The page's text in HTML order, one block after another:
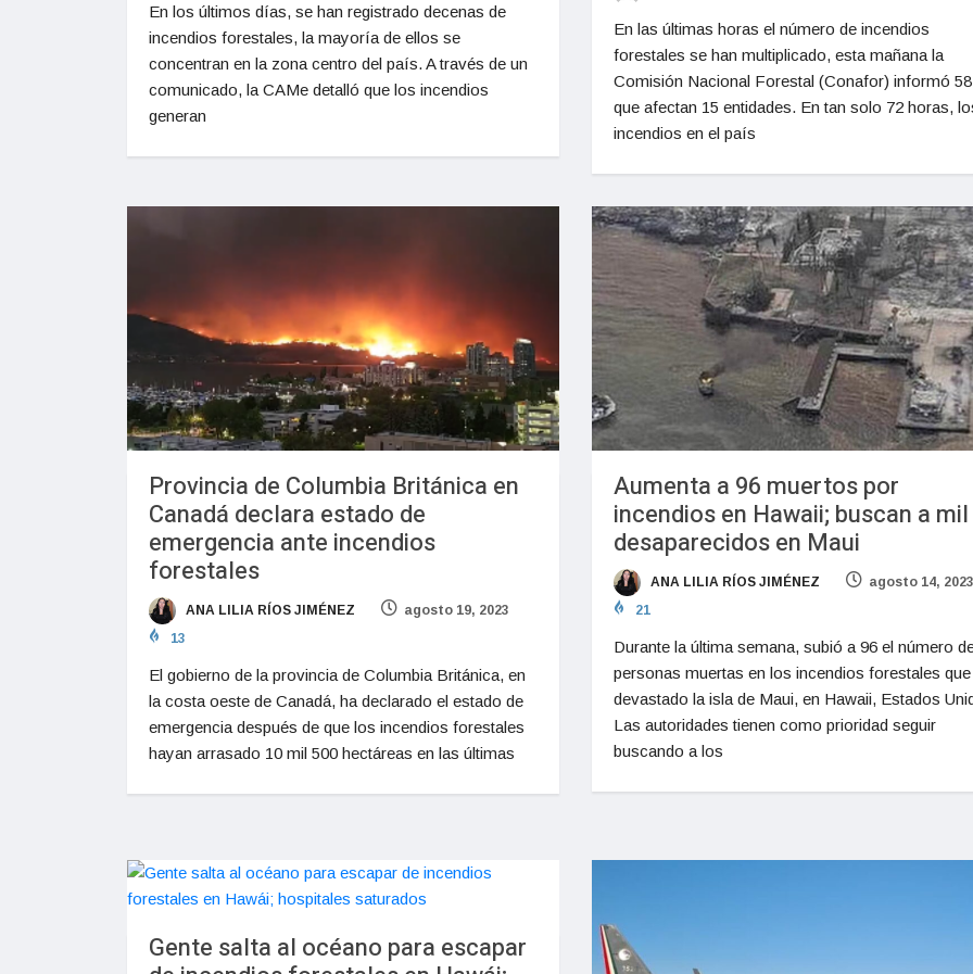
En los últimos días, se han registrado decenas de
incendios forestales, la mayoría de ellos se
concentran en la zona centro del país. A través de un
comunicado, la CAMe detalló que los incendios
generan
En las últimas horas el número de incendios
forestales se han multiplicado, esta mañana la
Comisión Nacional Forestal (Conafor) informó
que afectan 15 entidades. En tan solo 72 horas,
incendios en el país
Provincia de Columbia Británica en
Canadá declara estado de
emergencia ante incendios
forestales
ANA LILIA RÍOS JIMÉNEZ
agosto 19, 2023
13
El gobierno de la provincia de Columbia Británica, en
la costa oeste de Canadá, ha declarado el estado de
emergencia después de que los incendios forestales
hayan arrasado 10 mil 500 hectáreas en las últimas
Aumenta a 96 muertos por
incendios en Hawaii; buscan a mil
desaparecidos en Maui
ANA LILIA RÍOS JIMÉNEZ
agosto 14, 2023
21
Durante la última semana, subió a 96 el número
personas muertas en los incendios forestales que
devastado la isla de Maui, en Hawaii, Estados
Las autoridades tienen como prioridad seguir
buscando a los
Gente salta al océano para escapar